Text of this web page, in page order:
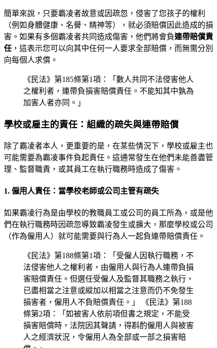
簡單來說，只要霸凌者故意或因疏忽，侵害了您孩子的權利
（例如身體健康、名譽、精神等），就必須賠償因此造成的損
害。如果有多個霸凌者共同造成傷害，他們將會負連帶賠償責
任 ，這表示您可以向其中任何一人要求全部賠償，而無需分別
向每個人求償。
《民法》第185條第1項：「數人共同不法侵害他人
之權利者，連帶負損害賠償責任。不能知其中孰為
加害人者亦同。」
學校或雇主的責任：組織的疏失與連帶賠償
除了霸凌者本人，更重要的是，在某些情況下，學校或雇主也
可能需要為霸凌事件負起責任。這通常發生在他們未能善盡管
理、監督職責，或其員工在執行職務時造成了傷害。
1. 僱用人責任：當學校老師或公司主管有疏失
如果霸凌行為是由學校的教職員工或公司的員工所為，或是他
們在執行職務時因疏忽導致霸凌發生或擴大，那麼學校或公司
（作為僱用人）就可能需要與行為人一起負連帶賠償責任。
《民法》第188條第1項：「受僱人因執行職務，不
法侵害他人之權利者，由僱用人與行為人連帶負損
害賠償責任。但選任受僱人及監督其職務之執行，
已盡相當之注意或縱加以相當之注意而仍不免發生
損害者，僱用人不負賠償責任。」 《民法》第188
條第2項：「如被害人依前項但書之規定，不能受
損害賠償時，法院因其聲請，得斟酌僱用人與被害
人之經濟狀況，令僱用人為全部或一部之損害賠